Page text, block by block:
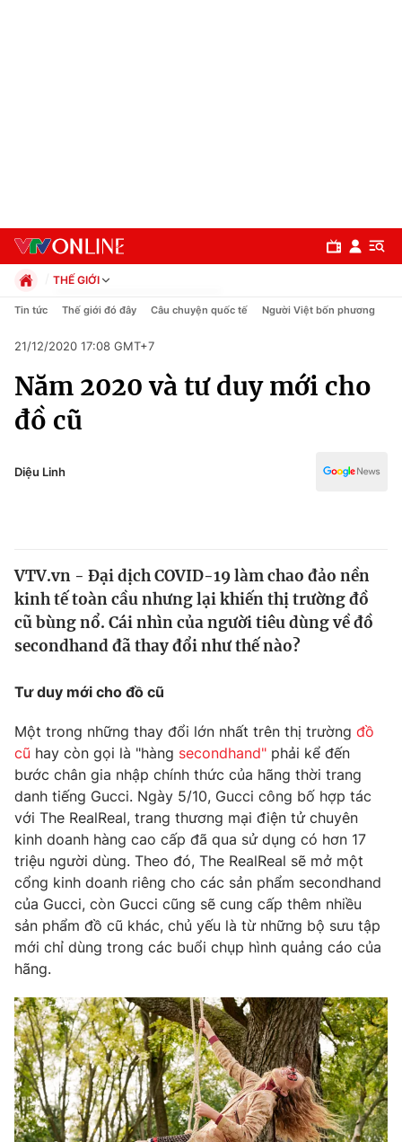
Chuyên mục
Chính trị
Thế giới
Tin tức
Thế giới đó đây
Câu chuyện quốc tế
Tài chính
Thị trường
Góc doanh nghiệp
Dữ liệu và đời sống
Truyền hình
Phim VTV
Hậu trường
Nhân vật
Khán giả
Giải sao mai
Giải trí
Điện ảnh
Âm nhạc
Sao
Đời sống
Du lịch
Làm đẹp
Giáo dục
Tuyển sinh
Học trực tuyến
Công nghệ
Hitech Công nghệ tương lai
Sản phẩm
Thị trường
Tư vấn
Giao lưu trực tuyến
Lịch phát sóng
THẾ GIỚI
Chính trị
Pháp luật
Kinh tế
Thể thao
Truyền hình
Y tế
Tin tức Thế giới đó đây Câu chuyện quốc tế Người Việt bốn phương
21/12/2020 17:08 GMT+7
Năm 2020 và tư duy mới cho
đồ cũ
Diệu Linh
VTV.vn - Đại dịch COVID-19 làm chao đảo nền
kinh tế toàn cầu nhưng lại khiến thị trường đồ
cũ bùng nổ. Cái nhìn của người tiêu dùng về đồ
secondhand đã thay đổi như thế nào?
Tư duy mới cho đồ cũ
Một trong những thay đổi lớn nhất trên thị trường đồ
cũ hay còn gọi là "hàng secondhand" phải kể đến
bước chân gia nhập chính thức của hãng thời trang
danh tiếng Gucci. Ngày 5/10, Gucci công bố hợp tác
với The RealReal, trang thương mại điện tử chuyên
kinh doanh hàng cao cấp đã qua sử dụng có hơn 17
triệu người dùng. Theo đó, The RealReal sẽ mở một
cổng kinh doanh riêng cho các sản phẩm secondhand
của Gucci, còn Gucci cũng sẽ cung cấp thêm nhiều
sản phẩm đồ cũ khác, chủ yếu là từ những bộ sưu tập
mới chỉ dùng trong các buổi chụp hình quảng cáo của
hãng.